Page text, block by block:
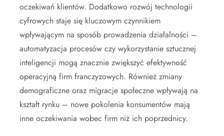
oczekiwań klientów. Dodatkowo rozwój technologii
cyfrowych staje się kluczowym czynnikiem
wpływającym na sposób prowadzenia działalności –
automatyzacja procesów czy wykorzystanie sztucznej
inteligencji mogą znacznie zwiększyć efektywność
operacyjną firm franczyzowych. Również zmiany
demograficzne oraz migracje społeczne wpływają na
kształt rynku – nowe pokolenia konsumentów mają
inne oczekiwania wobec firm niż ich poprzednicy.